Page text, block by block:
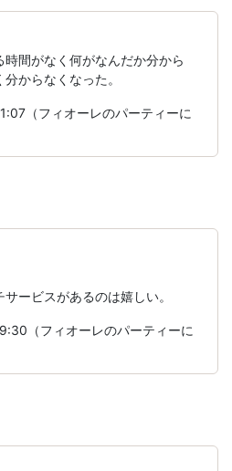
間がなく何がなんだか分から
からなくなった。
（フィオーレのパーティーに
ービスがあるのは嬉しい。
（フィオーレのパーティーに